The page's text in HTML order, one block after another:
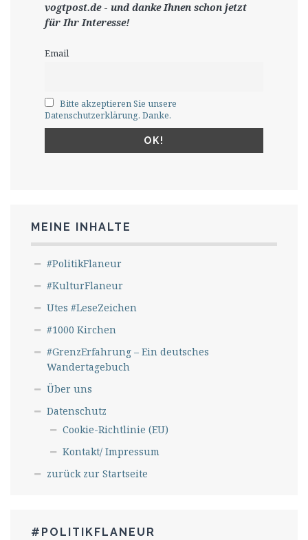
vogtpost.de- und danke Ihnen schon jetzt
für Ihr Interesse!
Email
Bitte akzeptieren Sie unsere
Datenschutzerklärung. Danke.
MEINE INHALTE
#PolitikFlaneur
#KulturFlaneur
Utes #LeseZeichen
#1000 Kirchen
#GrenzErfahrung – Ein deutsches
Wandertagebuch
Über uns
Datenschutz
Cookie-Richtlinie (EU)
Kontakt/ Impressum
zurück zur Startseite
#POLITIKFLANEUR